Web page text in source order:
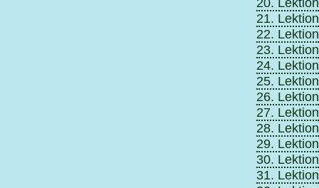
21. Lektion
22. Lektion
23. Lektion
24. Lektion
25. Lektion
26. Lektion
27. Lektion
28. Lektion
29. Lektion
30. Lektion
31. Lektion